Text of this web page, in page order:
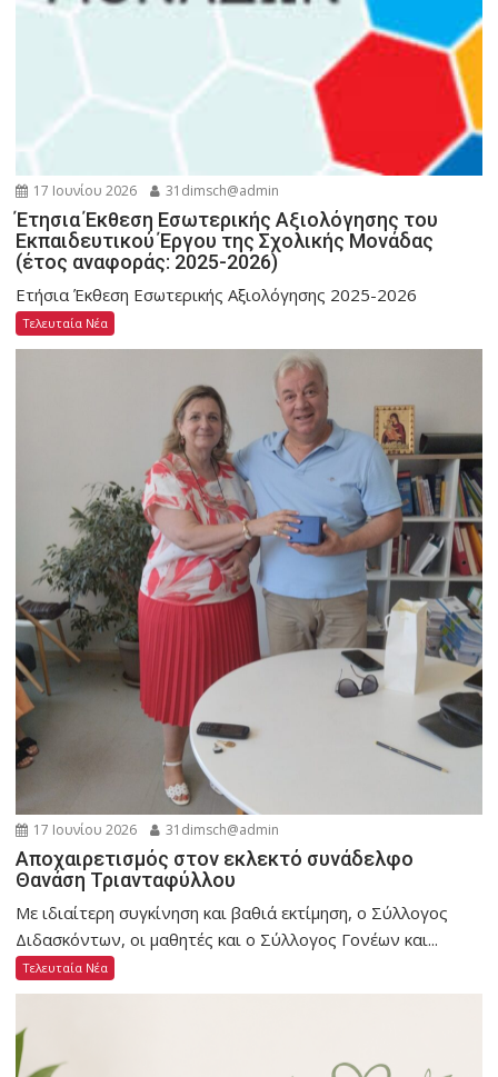
17 Ιουνίου 2026 31dimsch@admin
Έτησια Έκθεση Εσωτερικής Αξιολόγησης του
Εκπαιδευτικού Έργου της Σχολικής Μονάδας
(έτος αναφοράς: 2025-2026)
Ετήσια Έκθεση Εσωτερικής Αξιολόγησης 2025-2026
Τελευταία Νέα
17 Ιουνίου 2026 31dimsch@admin
Αποχαιρετισμός στον εκλεκτό συνάδελφο
Θανάση Τριανταφύλλου
Με ιδιαίτερη συγκίνηση και βαθιά εκτίμηση, ο Σύλλογος
Διδασκόντων, οι μαθητές και ο Σύλλογος Γονέων και...
Τελευταία Νέα